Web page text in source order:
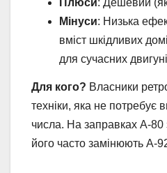
Мінуси: Низька
вміст шкідливих
для сучасних
Для кого? Власники
техніки, яка не потребує
числа. На заправках А-80
його часто замінюють А-